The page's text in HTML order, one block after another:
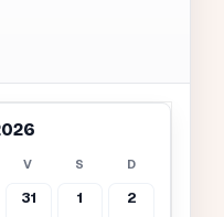
V S D
31 1 2